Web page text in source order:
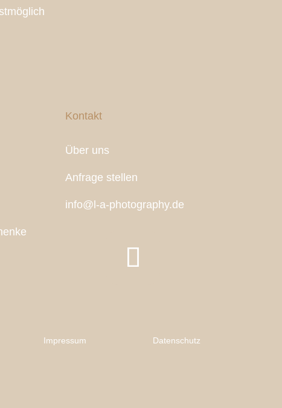
Kontakt
Über uns
Anfrage stellen
info@l-a-photography.de
Impressum Datenschutz